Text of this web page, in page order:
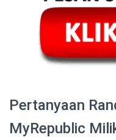
Pertanyaan
MyRepublic